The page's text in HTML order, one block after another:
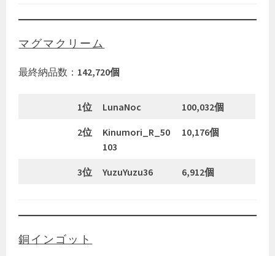
マグマクリーム
最終納品数： 142,720個
1位 LunaNoc 100,032個
2位
Kinumori_R_50
103
10,176個
3位 YuzuYuzu36 6,912個
銅インゴット